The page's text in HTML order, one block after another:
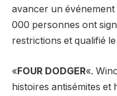
avancer un événement
000 personnes ont
restrictions et qualifié
«FOUR DODGER«.
histoires antisémites